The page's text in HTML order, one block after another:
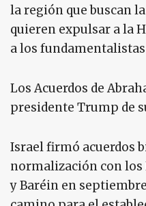
la región que buscan
quieren expulsar a la
a los
Los Acuerdos de
presidente Trump de
Israel firmó acuerdos
normalización con los
y Baréin en